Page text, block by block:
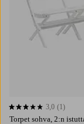
Torpet sohva, 2:n
3,0 perustuen 1
3,0 (1)